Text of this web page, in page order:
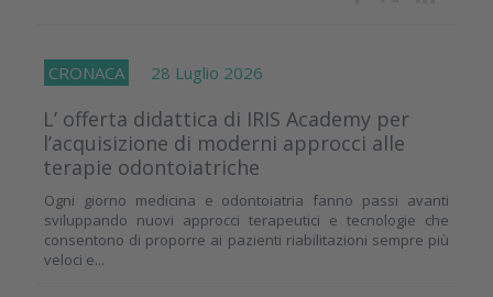
CRONACA 28 Luglio 2026
L’ offerta didattica di IRIS Academy per
l’acquisizione di moderni approcci alle
terapie odontoiatriche
Ogni giorno medicina e odontoiatria fanno passi avanti
sviluppando nuovi approcci terapeutici e tecnologie che
consentono di proporre ai pazienti riabilitazioni sempre più
veloci e...